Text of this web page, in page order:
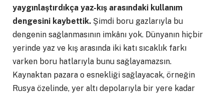
yaygınlaştırdıkça yaz-kış arasındaki kullanım
dengesini kaybettik. Şimdi boru gazlarıyla bu
dengenin sağlanmasının imkânı yok. Dünyanın hiçbir
yerinde yaz ve kış arasında iki katı sıcaklık farkı
varken boru hatlarıyla bunu sağlayamazsın.
Kaynaktan pazara o esnekliği sağlayacak, örneğin
Rusya özelinde, yer altı depolarıyla bir yere kadar